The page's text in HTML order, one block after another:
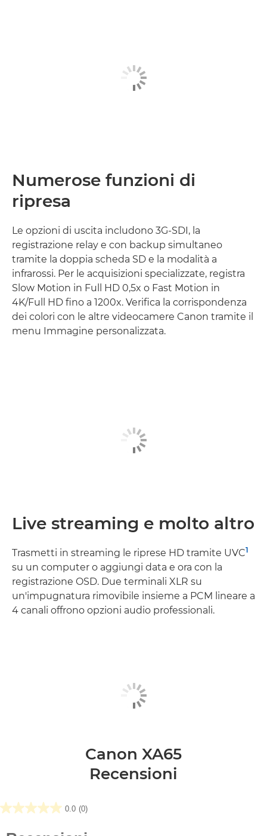
Numerose funzioni di
ripresa
Le opzioni di uscita includono 3G-SDI, la
registrazione relay e con backup simultaneo
tramite la doppia scheda SD e la modalità a
infrarossi. Per le acquisizioni specializzate, registra
Slow Motion in Full HD 0,5x o Fast Motion in
4K/Full HD fino a 1200x. Verifica la corrispondenza
dei colori con le altre videocamere Canon tramite il
menu Immagine personalizzata.
Live streaming e molto altro
Trasmetti in streaming le riprese HD tramite UVC1
su un computer o aggiungi data e ora con la
registrazione OSD. Due terminali XLR su
un'impugnatura rimovibile insieme a PCM lineare a
4 canali offrono opzioni audio professionali.
Canon XA65
Recensioni
0.0 (0)
0.0